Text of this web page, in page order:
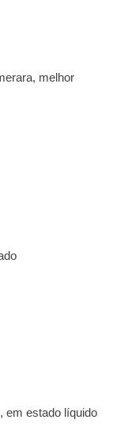
melhor
em estado líquido